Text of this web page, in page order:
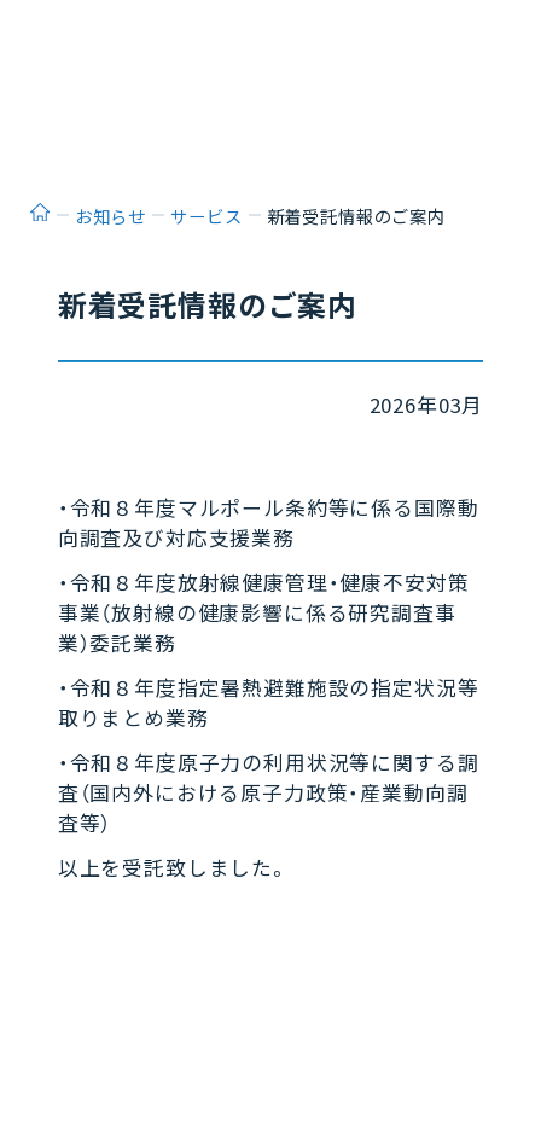
ホームお知らせ サービス 新着受託情報のご案内
新着受託情報のご案内
2026年03月
・令和８年度マルポール条約等に係る国際動
向調査及び対応支援業務
・令和８年度放射線健康管理・健康不安対策
事業（放射線の健康影響に係る研究調査事
業）委託業務
・令和８年度指定暑熱避難施設の指定状況等
取りまとめ業務
・令和８年度原子力の利用状況等に関する調
査（国内外における原子力政策・産業動向調
査等）
以上を受託致しました。